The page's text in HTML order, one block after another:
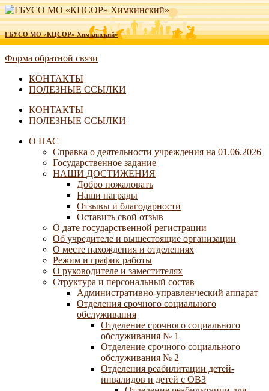
ГБУСО МО «КЦСОР» Химкинский»
Форма обратной связи
КОНТАКТЫ
ПОЛЕЗНЫЕ ССЫЛКИ
КОНТАКТЫ
ПОЛЕЗНЫЕ ССЫЛКИ
О НАС
Справка о деятельности учреждения на 01.06.2026
Государственное задание
НАШИ ДОСТИЖЕНИЯ
Добро пожаловать
Наши награды
Отзывы и благодарности
Оставить свой отзыв
О дате государственной регистрации
Об учредителе и вышестоящие организации
О месте нахождения и отделениях
Режим и график работы
О руководителе и заместителях
Структура и персональный состав
Административно-управленческий аппарат
Отделения срочного социального
обслуживания
Отделение срочного социального
обслуживания № 1
Отделение срочного социального
обслуживания № 2
Отделения реабилитации детей-
инвалидов и детей с ОВЗ